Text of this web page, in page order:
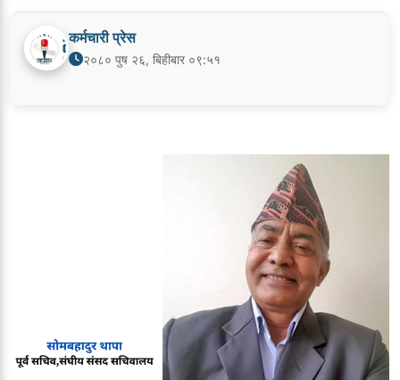
कर्मचारी प्रेस
२०८० पुष २६, बिहीबार ०९:५१